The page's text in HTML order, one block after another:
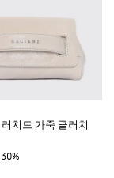
치드 가죽 클러치